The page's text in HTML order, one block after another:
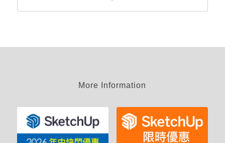
More Information